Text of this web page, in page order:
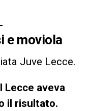
e moviola
Juve Lecce.
Lecce aveva
il risultato.